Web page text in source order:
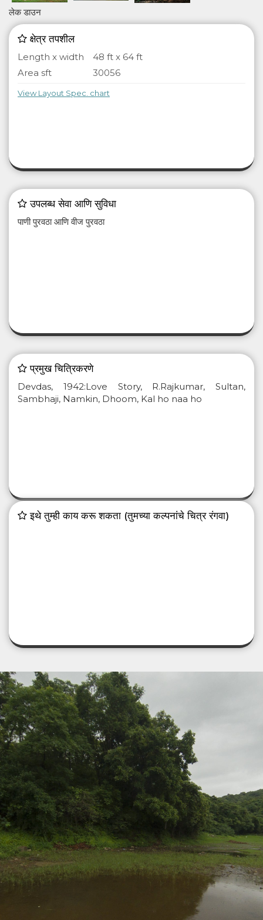
लेक डाउन
क्षेत्र तपशील
Length x width
48 ft x 64 ft
Area sft
30056
View Layout Spec. chart
उपलब्ध सेवा आणि सुविधा
पाणी पुरवठा आणि वीज पुरवठा
प्रमुख चित्रिकरणे
Devdas, 1942:Love Story, R.Rajkumar, Sultan,
Sambhaji, Namkin, Dhoom, Kal ho naa ho
इथे तुम्ही काय करू शकता (तुमच्या कल्पनांचे चित्र रंगवा)